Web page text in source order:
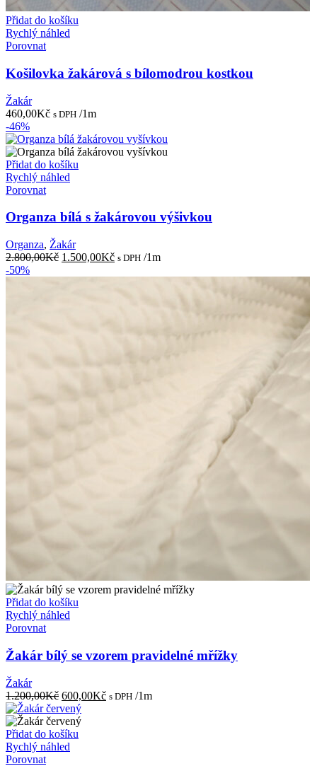
Přidat do košíku
Rychlý náhled
Porovnat
Košilovka žakárová s bílomodrou kostkou
Žakár
460,00Kč s DPH /1m
-46%
Přidat do košíku
Rychlý náhled
Porovnat
Organza bílá s žakárovou výšivkou
Organza, Žakár
2.800,00Kč Původní
1.500,00KčAktuální
s DPH /1m
-50%
Přidat do košíku
Rychlý náhled
Porovnat
Žakár bílý se vzorem pravidelné mřížky
Žakár
1.200,00Kč Původní
cena
byla:
1.200,00Kč.
600,00KčAktuální
s DPH /1m
Přidat do košíku
Rychlý náhled
Porovnat